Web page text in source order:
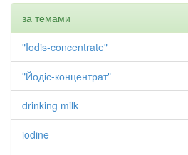
за темами
"Iodis-concentrate"
"Йодіс-концентрат"
drinking milk
iodine